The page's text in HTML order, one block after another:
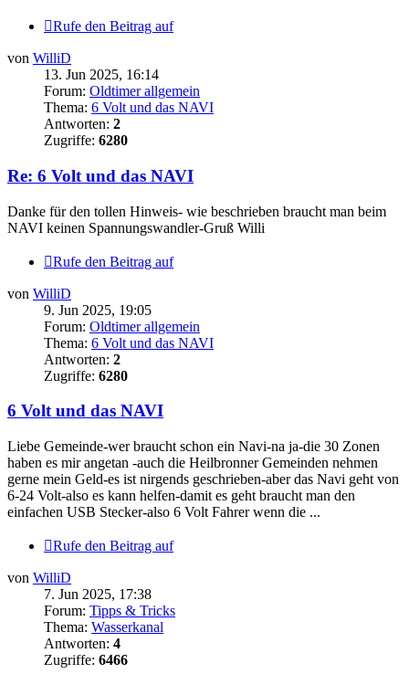
Rufe den Beitrag auf
von WilliD
13. Jun 2025, 16:14
Forum: Oldtimer allgemein
Thema: 6 Volt und das NAVI
Antworten: 2
Zugriffe: 6280
Re: 6 Volt und das NAVI
Danke für den tollen Hinweis- wie beschrieben braucht man beim
NAVI keinen Spannungswandler-Gruß Willi
Rufe den Beitrag auf
von WilliD
9. Jun 2025, 19:05
Forum: Oldtimer allgemein
Thema: 6 Volt und das NAVI
Antworten: 2
Zugriffe: 6280
6 Volt und das NAVI
Liebe Gemeinde-wer braucht schon ein Navi-na ja-die 30 Zonen
haben es mir angetan -auch die Heilbronner Gemeinden nehmen
gerne mein Geld-es ist nirgends geschrieben-aber das Navi geht von
6-24 Volt-also es kann helfen-damit es geht braucht man den
einfachen USB Stecker-also 6 Volt Fahrer wenn die ...
Rufe den Beitrag auf
von WilliD
7. Jun 2025, 17:38
Forum: Tipps & Tricks
Thema: Wasserkanal
Antworten: 4
Zugriffe: 6466